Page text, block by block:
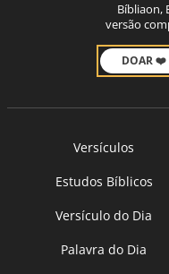
Bíbliaon,
versão
DOAR ❤️
Versículos
Estudos Bíblicos
Versículo do Dia
Palavra do Dia